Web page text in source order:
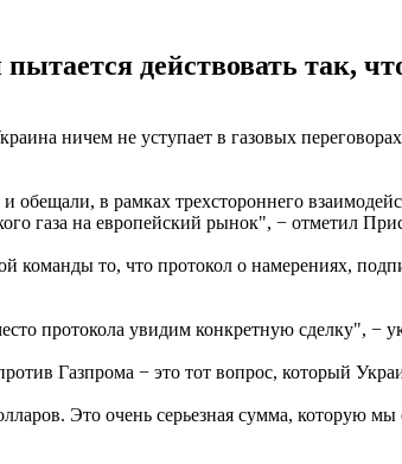
действовать так,
ничем не уступает в газовых
в рамках трехстороннего
газа на европейский рынок", − отметил
то, что протокол о намерениях,
протокола увидим конкретную сделку", −
Газпрома − это тот вопрос, который
Это очень серьезная сумма, которую